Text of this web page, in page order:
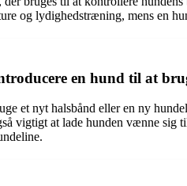
og lydighedstræning, mens en
en hund til at
et nyt halsbånd eller en ny
vigtigt at lade hunden vænne sig